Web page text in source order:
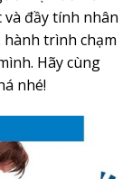
và đầy tính nhân
trình chạm
Hãy cùng
nhé!